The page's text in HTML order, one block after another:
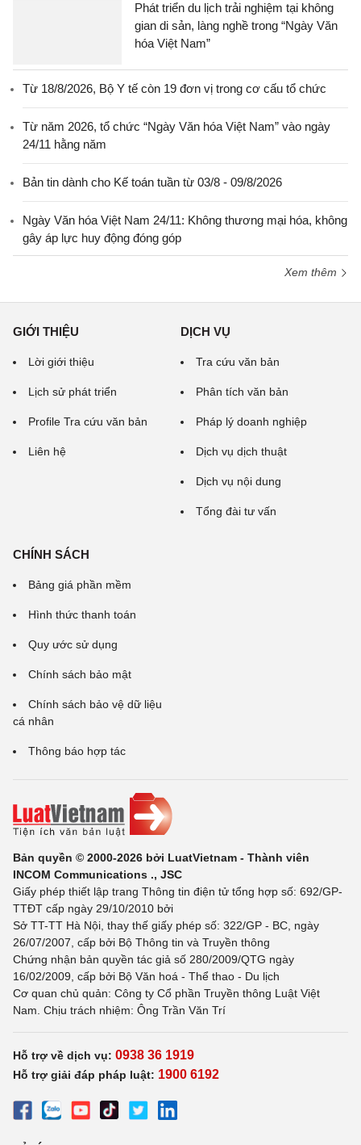
Phát triển du lịch trải nghiệm tại không
gian di sản, làng nghề trong “Ngày Văn
hóa Việt Nam”
Từ 18/8/2026, Bộ Y tế còn 19 đơn vị trong cơ cấu tổ chức
Từ năm 2026, tổ chức “Ngày Văn hóa Việt Nam” vào ngày
24/11 hằng năm
Bản tin dành cho Kế toán tuần từ 03/8 - 09/8/2026
Ngày Văn hóa Việt Nam 24/11: Không thương mại hóa, không
gây áp lực huy động đóng góp
Xem thêm
GIỚI THIỆU
Lời giới thiệu
Lịch sử phát triển
Profile Tra cứu văn bản
Liên hệ
DỊCH VỤ
Tra cứu văn bản
Phân tích văn bản
Pháp lý doanh nghiệp
Dịch vụ dịch thuật
Dịch vụ nội dung
Tổng đài tư vấn
CHÍNH SÁCH
Bảng giá phần mềm
Hình thức thanh toán
Quy ước sử dụng
Chính sách bảo mật
Chính sách bảo vệ dữ liệu
cá nhân
Thông báo hợp tác
Bản quyền © 2000-2026 bởi LuatVietnam - Thành viên
INCOM Communications ., JSC
Giấy phép thiết lập trang Thông tin điện tử tổng hợp số: 692/GP-
TTĐT cấp ngày 29/10/2010 bởi
Sở TT-TT Hà Nội, thay thế giấy phép số: 322/GP - BC, ngày
26/07/2007, cấp bởi Bộ Thông tin và Truyền thông
Chứng nhận bản quyền tác giả số 280/2009/QTG ngày
16/02/2009, cấp bởi Bộ Văn hoá - Thể thao - Du lịch
Cơ quan chủ quản: Công ty Cổ phần Truyền thông Luật Việt
Nam. Chịu trách nhiệm: Ông Trần Văn Trí
Hỗ trợ về dịch vụ: 0938 36 1919
Hỗ trợ giải đáp pháp luật: 1900 6192